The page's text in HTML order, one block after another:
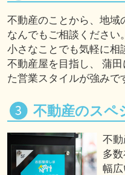
不動産のことから、地域
なんでもご相談ください。
小さなことでも気軽に相
不動産屋を目指し、 蒲田
た営業スタイルが強みで
不動産のスペ
不
多
幅広